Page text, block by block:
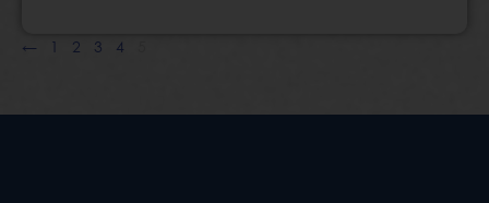
← 1 2 3 4